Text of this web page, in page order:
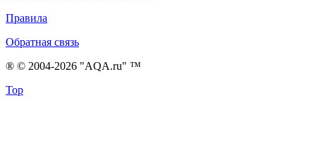
Правила
Обратная связь
® © 2004-2026 "AQA.ru" ™
Top